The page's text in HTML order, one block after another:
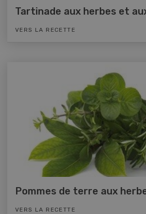
Tartinade aux herbes et
VERS LA RECETTE
Pommes de terre aux
VERS LA RECETTE